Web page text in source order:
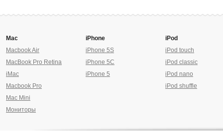
Mac
Macbook Air
MacBook Pro Retina
iMac
Macbook Pro
Mac Mini
Мониторы
iPhone
iPhone 5S
iPhone 5C
iPhone 5
iPod
iPod touch
iPod classic
iPod nano
iPod shuffle